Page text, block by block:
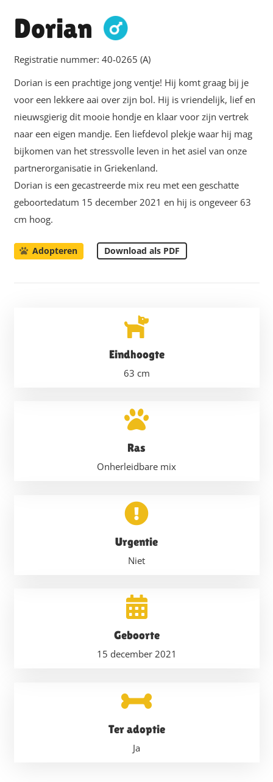
Dorian
Registratie nummer: 40-0265 (A)
Dorian is een prachtige jong ventje! Hij komt graag bij je
voor een lekkere aai over zijn bol. Hij is vriendelijk, lief en
nieuwsgierig dit mooie hondje en klaar voor zijn vertrek
naar een eigen mandje. Een liefdevol plekje waar hij mag
bijkomen van het stressvolle leven in het asiel van onze
partnerorganisatie in Griekenland.
Dorian is een gecastreerde mix reu met een geschatte
geboortedatum 15 december 2021 en hij is ongeveer 63
cm hoog.
Adopteren Download als PDF
Eindhoogte
63 cm
Ras
Onherleidbare mix
Urgentie
Niet
Geboorte
15 december 2021
Ter adoptie
Ja